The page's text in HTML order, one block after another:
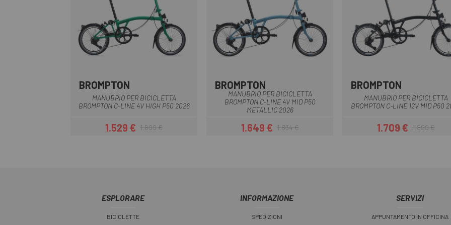
Palm Green - Palm Green
Dune Sand - Dune Sand
BROMPTON
MANUBRIO PER BICICLETTA
BROMPTON C-LINE 4V HIGH P50 2026
Prezzo
1.529 €Prezzo base
1.699 €
Cloud Metallic - Metalic Blue
BROMPTON
MANUBRIO PER BICICLETTA
BROMPTON C-LINE 4V MID P50
METALLIC 2026
Prezzo
1.649 €Prezzo base
1.834 €
Black Matt
Palm Green - Palm
Palm
BROMPTON
MANUBRIO PER BICICLETTA
BROMPTON C-LINE 12V MID P50
Prezzo
1.709 €Prezzo base
1.899 €
ESPLORARE
BICICLETTE
INFORMAZIONE
SPEDIZIONI
SERVIZI
APPUNTAMENTO IN OFFICINA